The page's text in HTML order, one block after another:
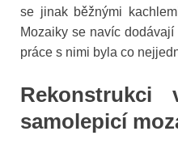
se jinak běžnými
Mozaiky se navíc
práce s nimi byla co
Rekonstrukci
samolepicí